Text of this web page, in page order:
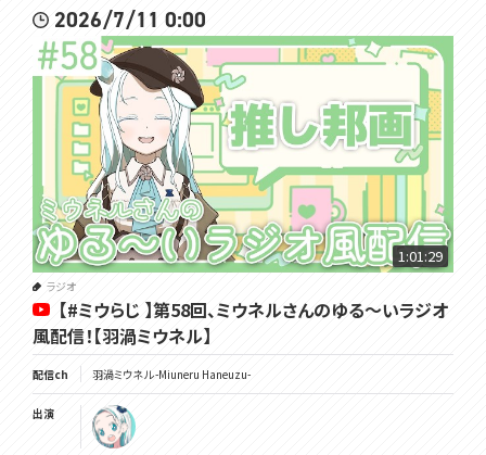
2026/7/11 0:00
1:01:29
ラジオ
【#ミウらじ 】第58回、ミウネルさんのゆる～いラジオ
風配信！【羽渦ミウネル】
配信ch 羽渦ミウネル -Miuneru Haneuzu-
出演